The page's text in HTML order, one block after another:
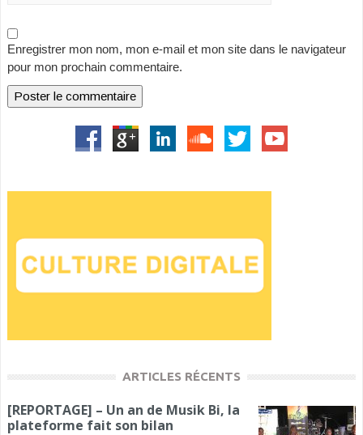
Enregistrer mon nom, mon e-mail et mon site dans le navigateur
pour mon prochain commentaire.
ARTICLES RÉCENTS
[REPORTAGE] – Un an de Musik Bi, la
plateforme fait son bilan